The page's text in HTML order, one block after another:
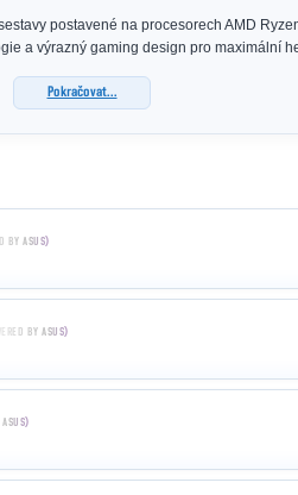
postavené na procesorech AMD
a výrazný gaming design pro maximální
Pokračovat...
BY ASUS)
BY ASUS)
ASUS)